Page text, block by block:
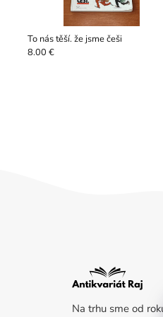
To nás těší. že jsme češi
8.00 €
Na trhu sme od